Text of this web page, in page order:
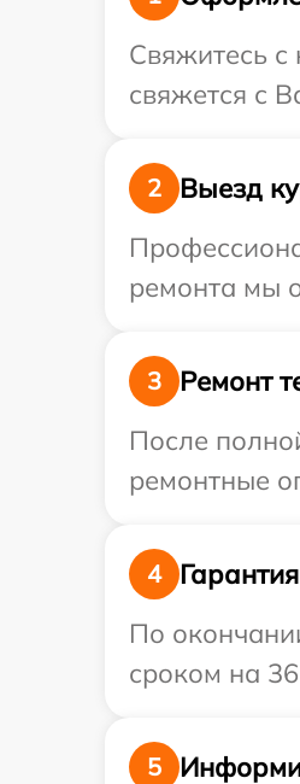
Свяжитесь с
свяжется с
2
Выезд
ремонта мы
3
Ремонт
После
ремонтные
4
Гарантия
По
сроком на
5